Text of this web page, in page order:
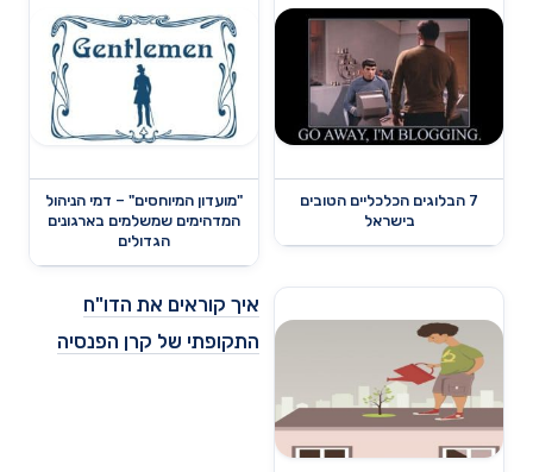
7 הבלוגים הכלכליים הטובים
בישראל
"מועדון המיוחסים" – דמי הניהול
המדהימים שמשלמים בארגונים
הגדולים
איך קוראים את הדו"ח
התקופתי של קרן הפנסיה